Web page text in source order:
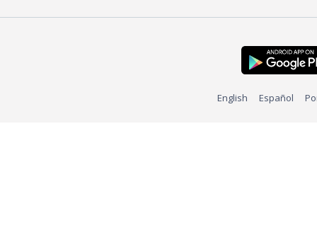
English Español